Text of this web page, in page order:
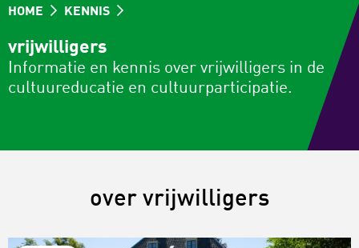
HOME KENNIS
vrijwilligers
Informatie en kennis over vrijwilligers in de
cultuureducatie en cultuurparticipatie.
over vrijwilligers